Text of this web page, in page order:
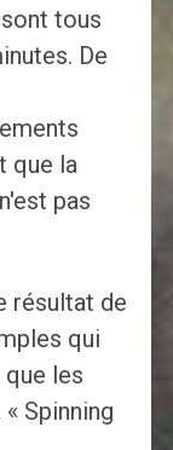
tous
De
que la
pas
résultat de
qui
les
Spinning